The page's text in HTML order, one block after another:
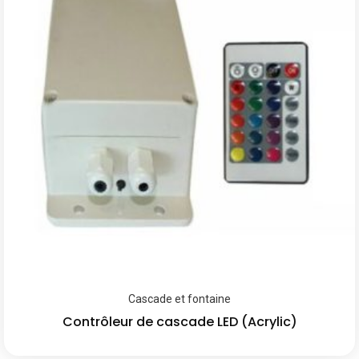
Cascade et fontaine
Contrôleur de cascade LED (Acrylic)